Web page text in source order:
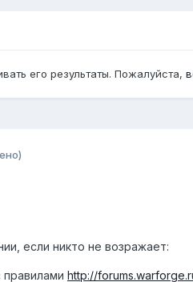
его результаты. Пожалуйста,
если никто не возражает:
правилами http://